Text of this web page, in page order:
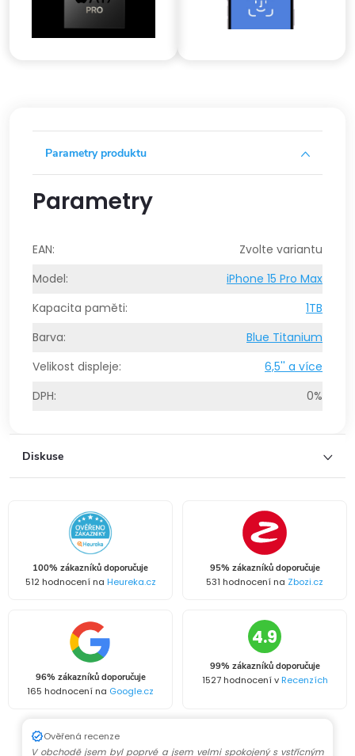
Parametry produktu
Parametry
EAN:
Zvolte variantu
Model:
iPhone 15 Pro Max
Kapacita paměti:
1TB
Barva:
Blue Titanium
Velikost displeje:
6,5'' a více
DPH: 0%
Diskuse
100% zákazníků doporučuje
512 hodnocení na Heureka.cz
95% zákazníků doporučuje
531 hodnocení na Zbozi.cz
96% zákazníků doporučuje
165 hodnocení na Google.cz
4.9
99% zákazníků doporučuje
1527 hodnocení vRecenzích
Ověřená recenze
V obchodě jsem byl poprvé a jsem velmi spokojený s vstřícným